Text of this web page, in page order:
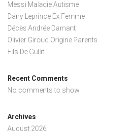
Messi Maladie Autisme
Dany Leprince Ex Femme
Décès Andrée Damant
Olivier Giroud Origine Parents
Fils De Gullit
Recent Comments
No comments to show.
Archives
August 2026